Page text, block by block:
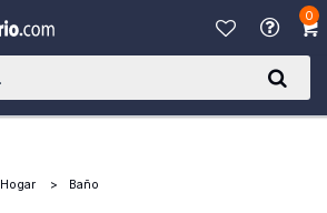
0
Hogar Baño